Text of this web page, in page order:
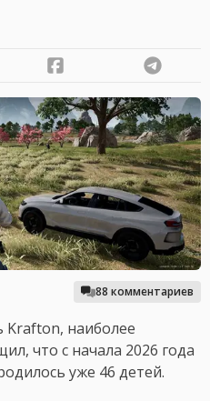
88 комментариев
наиболее
что с начала 2026 года
уже 46 детей.